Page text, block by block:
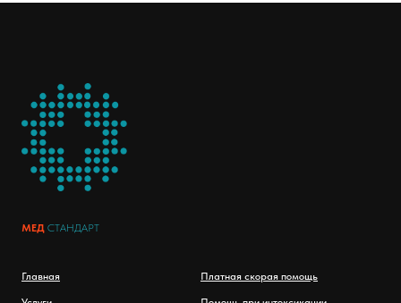
МЕД СТАНДАРТ
Главная Платная скорая помощь